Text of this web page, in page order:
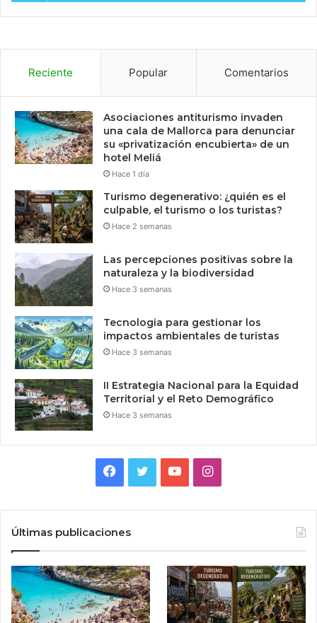
Reciente Popular Comentarios
Asociaciones antiturismo invaden
una cala de Mallorca para denunciar
su «privatización encubierta» de un
hotel Meliá
Hace 1 día
Turismo degenerativo: ¿quién es el
culpable, el turismo o los turistas?
Hace 2 semanas
Las percepciones positivas sobre la
naturaleza y la biodiversidad
Hace 3 semanas
Tecnologia para gestionar los
impactos ambientales de turistas
Hace 3 semanas
II Estrategia Nacional para la Equidad
Territorial y el Reto Demográfico
Hace 3 semanas
Facebook
TwitterYouTubeInstagram
Últimas publicaciones